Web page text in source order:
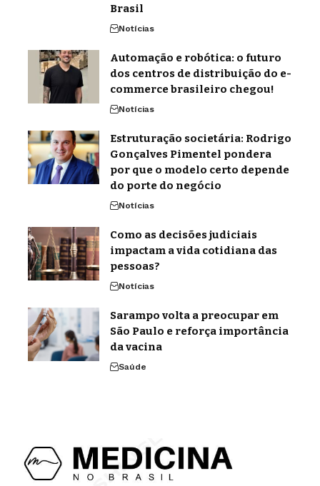
Brasil
Notícias
Automação e robótica: o futuro
dos centros de distribuição do e-
commerce brasileiro chegou!
Notícias
Estruturação societária: Rodrigo
Gonçalves Pimentel pondera
por que o modelo certo depende
do porte do negócio
Notícias
Como as decisões judiciais
impactam a vida cotidiana das
pessoas?
Notícias
Sarampo volta a preocupar em
São Paulo e reforça importância
da vacina
Saúde